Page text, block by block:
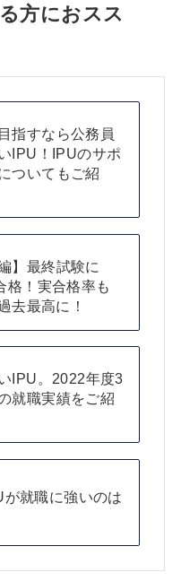
方におスス
指すなら公務員
IPU！IPUのサポ
ついてもご紹
】最終試験に
格！実合格率も
去最高に！
IPU。2022年度3
就職実績をご紹
が就職に強いのは